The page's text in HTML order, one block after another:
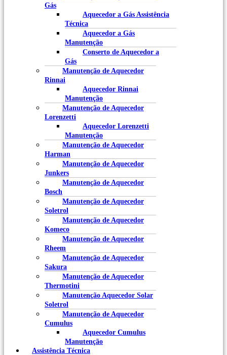
Gás
Aquecedor a Gás Assistência
Técnica
Aquecedor a Gás
Manutenção
Conserto de Aquecedor a
Gás
Manutenção de Aquecedor
Rinnai
Aquecedor Rinnai
Manutenção
Manutenção de Aquecedor
Lorenzetti
Aquecedor Lorenzetti
Manutenção
Manutenção de Aquecedor
Harman
Manutenção de Aquecedor
Junkers
Manutenção de Aquecedor
Bosch
Manutenção de Aquecedor
Soletrol
Manutenção de Aquecedor
Komeco
Manutenção de Aquecedor
Rheem
Manutenção de Aquecedor
Sakura
Manutenção de Aquecedor
Thermotini
Manutenção Aquecedor Solar
Soletrol
Manutenção de Aquecedor
Cumulus
Aquecedor Cumulus
Manutenção
Assistência Técnica